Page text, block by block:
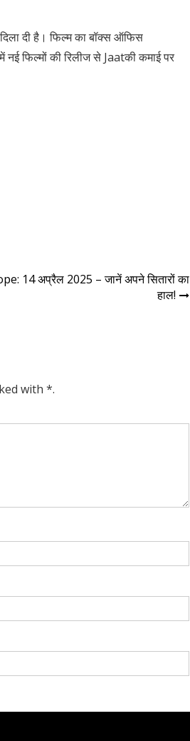
दी है। फिल्म का बॉक्स ऑफिस
नई फिल्मों की रिलीज से Jaatकी कमाई पर
14 अप्रैल 2025 – जानें अपने सितारों का
हाल!
with *.